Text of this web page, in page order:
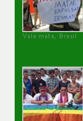
Vale mata, Brasil